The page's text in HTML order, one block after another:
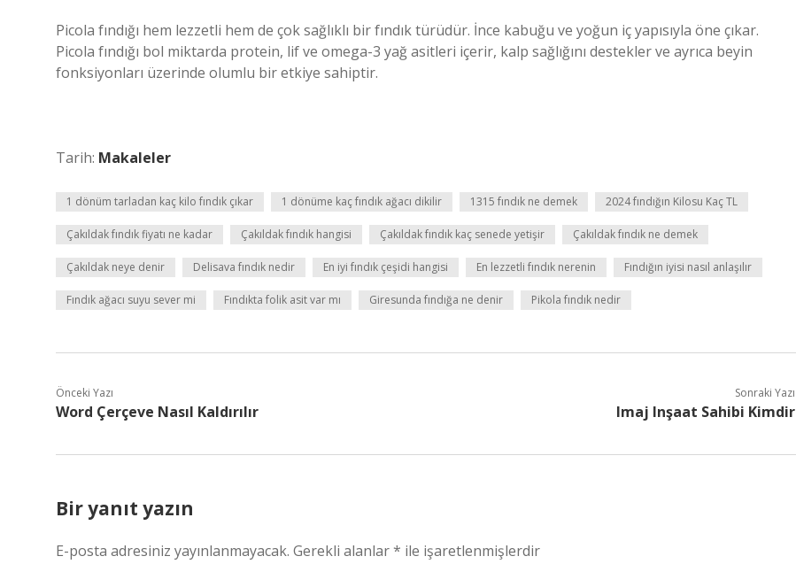
Picola fındığı hem lezzetli hem de çok sağlıklı bir fındık türüdür. İnce kabuğu ve yoğun iç yapısıyla öne çıkar.
Picola fındığı bol miktarda protein, lif ve omega-3 yağ asitleri içerir, kalp sağlığını destekler ve ayrıca beyin
fonksiyonları üzerinde olumlu bir etkiye sahiptir.
Tarih: Makaleler
1 dönüm tarladan kaç kilo fındık çıkar 1 dönüme kaç fındık ağacı dikilir 1315 fındık ne demek 2024 fındığın Kilosu Kaç TL
Çakıldak fındık fiyatı ne kadar Çakıldak fındık hangisi Çakıldak fındık kaç senede yetişir Çakıldak fındık ne demek
Çakıldak neye denir Delisava fındık nedir En iyi fındık çeşidi hangisi En lezzetli fındık nerenin Fındığın iyisi nasıl anlaşılır
Fındık ağacı suyu sever mi Fındıkta folik asit var mı Giresunda fındığa ne denir Pikola fındık nedir
Önceki Yazı
Word Çerçeve Nasıl Kaldırılır
Sonraki Yazı
Imaj Inşaat Sahibi Kimdir
Bir yanıt yazın
E-posta adresiniz yayınlanmayacak. Gerekli alanlar* ile işaretlenmişlerdir